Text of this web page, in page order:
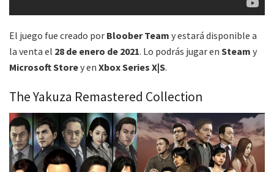
El juego fue creado por Bloober Team y estará disponible a
la venta el 28 de enero de 2021. Lo podrás jugar en Steam y
Microsoft Storey en Xbox Series X|S.
The Yakuza Remastered Collection